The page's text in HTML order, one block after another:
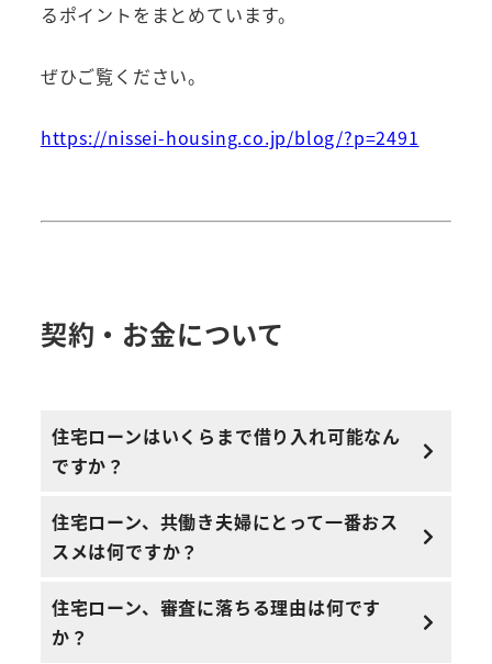
るポイントをまとめています。
ぜひご覧ください。
https://nissei-housing.co.jp/blog/?p=2491
契約・お金について
住宅ローンはいくらまで借り入れ可能なん
ですか？
住宅ローン、共働き夫婦にとって一番おス
スメは何ですか？
住宅ローン、審査に落ちる理由は何です
か？